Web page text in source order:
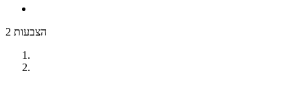
2 הצבעות